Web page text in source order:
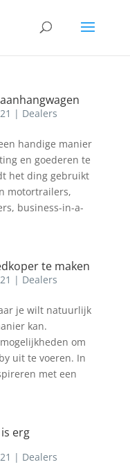
| Dealers
handige manier
en goederen te
het ding gebruikt
motortrailers,
business-in-a-
te maken
| Dealers
je wilt natuurlijk
kan.
om
uit te voeren. In
met een
erg
| Dealers